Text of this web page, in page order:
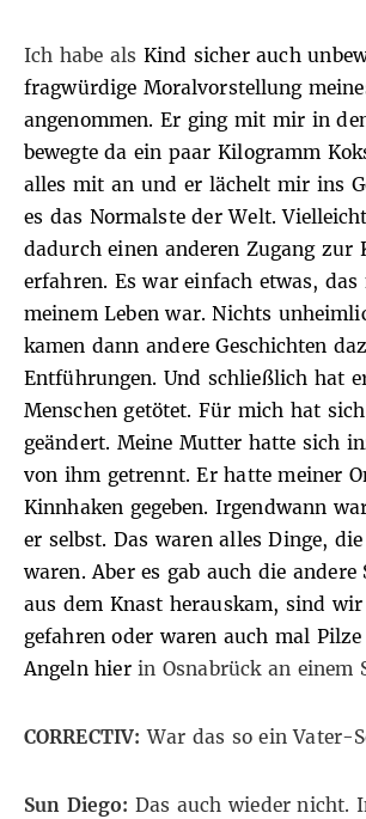
Ich habe als Kind sicher auch
fragwürdige Moralvorstellung
angenommen. Er ging mit mir in
bewegte da ein paar Kilogramm
alles mit an und er lächelt mir ins
es das Normalste der Welt.
dadurch einen anderen Zugang
erfahren. Es war einfach etwas,
meinem Leben war. Nichts
kamen dann andere Geschichten
Entführungen. Und schließlich hat
Menschen getötet. Für mich hat
geändert. Meine Mutter hatte sich
von ihm getrennt. Er hatte meiner
Kinnhaken gegeben. Irgendwann
er selbst. Das waren alles Dinge,
waren. Aber es gab auch die andere
aus dem Knast herauskam, sind
gefahren oder waren auch mal
Angeln hierin Osnabrück an einem
CORRECTIV:War das so ein Vater-
Sun Diego:Das auch wieder nicht.